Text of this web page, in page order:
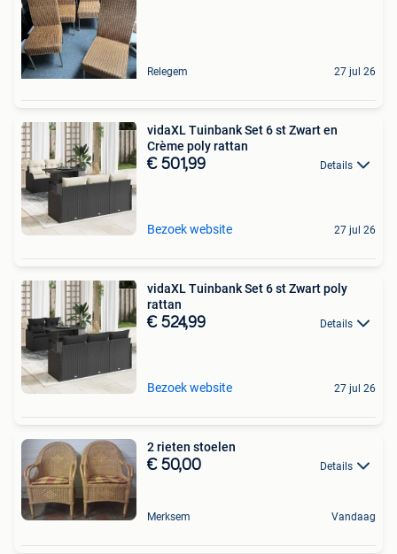
Relegem 27 jul 26
vidaXL Tuinbank Set 6 st Zwart en
Crème poly rattan
€ 501,99 Details
Bezoek website 27 jul 26
vidaXL Tuinbank Set 6 st Zwart poly
rattan
€ 524,99 Details
Bezoek website 27 jul 26
2 rieten stoelen
€ 50,00 Details
Merksem Vandaag